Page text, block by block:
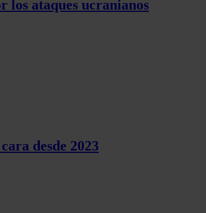
los ataques ucranianos
desde 2023